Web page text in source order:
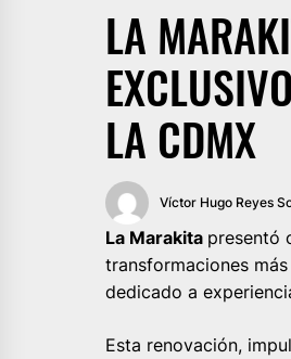
LA
LA CDMX
Víctor Hugo Reyes
La Marakita presentó
transformaciones
dedicado a
Esta renovación,